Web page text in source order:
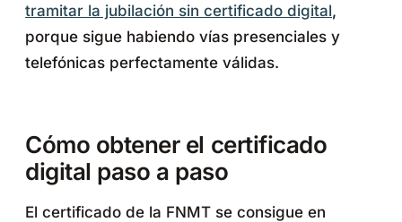
tramitar la jubilación sin certificado digital,
porque sigue habiendo vías presenciales y
telefónicas perfectamente válidas.
Cómo obtener el certificado
digital paso a paso
El certificado de la FNMT se consigue en